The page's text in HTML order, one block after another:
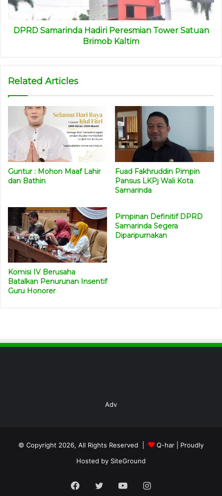
DPRD Samarinda Hadiri Peresmian Tower Satuan
Brimob Kaltim
Related Articles
Guntur : Mohon Maaf Lahir
dan Bathin
Fuad Fakhruddin Pimpin
Pansus LKPj Wali Kota
Samarinda
Komisi IV Berusaha
Batalkan Penurunan Insentif
Guru Honorer
Pimpinan Definitif DPRD
Samarinda Segera
Diparipurnakan
Adv
© Copyright 2026, All Rights Reserved | Q-har | Proudly
Hosted by SiteGround
Facebook
TwitterYouTubeInstagram